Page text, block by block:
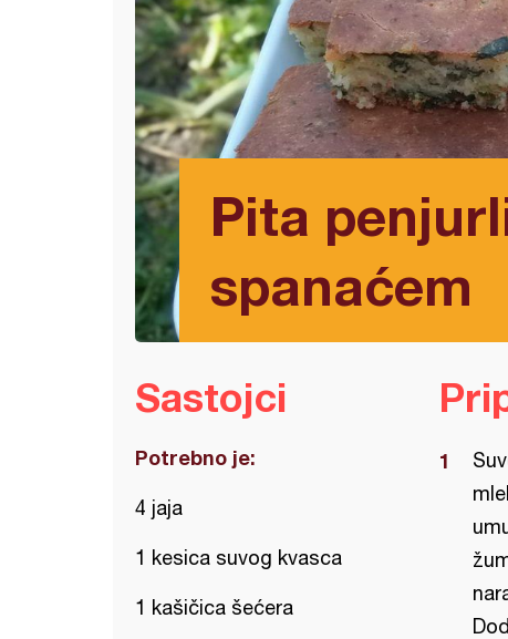
Pita
spanaćem
Sastojci
Potrebno je:
4 jaja
1 kesica suvog kvasca
1 kašičica šećera